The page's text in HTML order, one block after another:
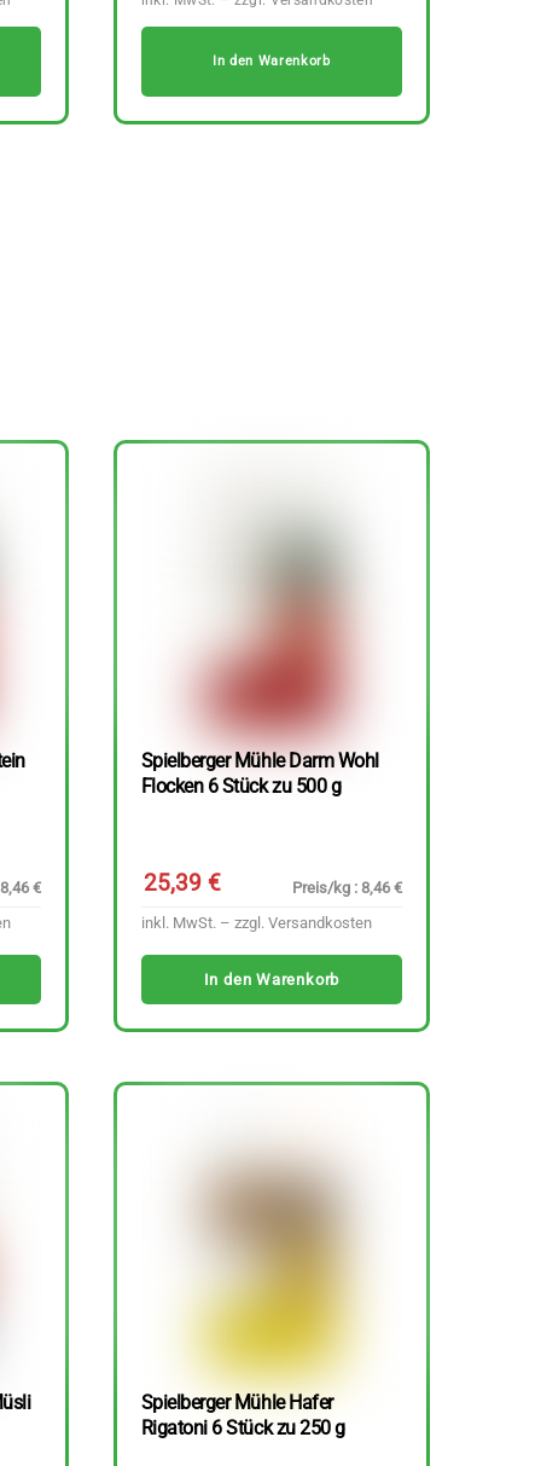
In den Warenkorb
€
Spielberger Mühle Darm Wohl
Flocken 6 Stück zu 500 g
25,39€
Preis/kg : 8,46 €
inkl. MwSt. – zzgl. Versandkosten
In den Warenkorb
Spielberger Mühle Hafer
Rigatoni 6 Stück zu 250 g